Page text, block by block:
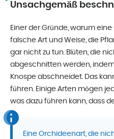
Unsachgemäß
Einer der Gründe, warum
falsche Art und Weise, die
gar nicht zu tun. Blüten, die
abgeschnitten werden,
Knospe abschneidet. Das
führen. Einige Arten mögen
was dazu führen kann, dass
Eine Orchideenart, die